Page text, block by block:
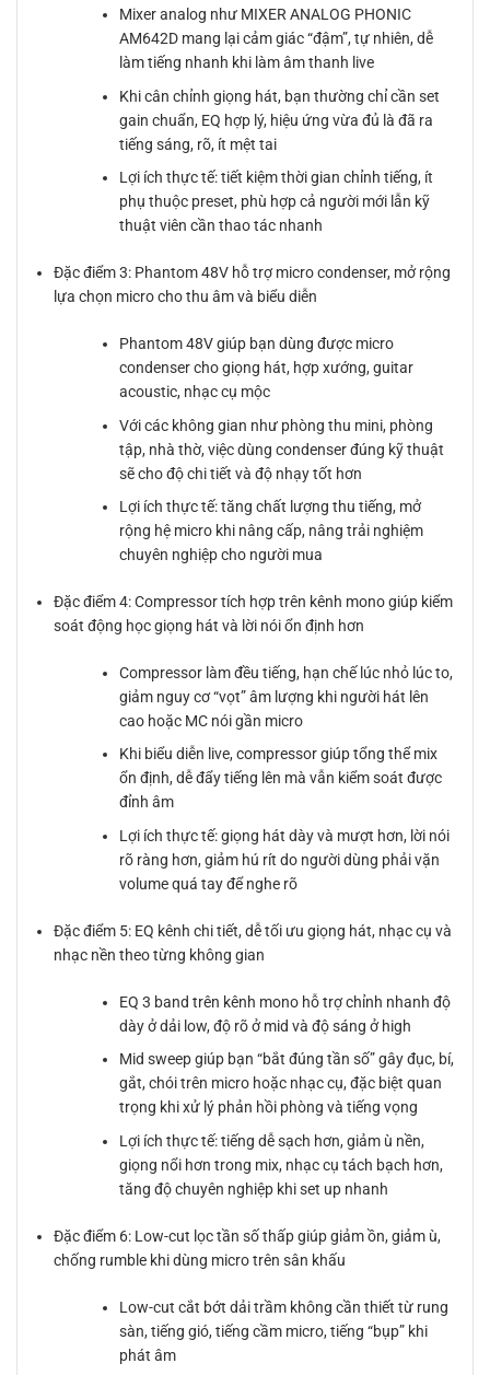
Mixer analog như MIXER ANALOG PHONIC
AM642D mang lại cảm giác “đậm”, tự nhiên, dễ
làm tiếng nhanh khi làm âm thanh live
Khi cân chỉnh giọng hát, bạn thường chỉ cần set
gain chuẩn, EQ hợp lý, hiệu ứng vừa đủ là đã ra
tiếng sáng, rõ, ít mệt tai
Lợi ích thực tế: tiết kiệm thời gian chỉnh tiếng, ít
phụ thuộc preset, phù hợp cả người mới lẫn kỹ
thuật viên cần thao tác nhanh
Đặc điểm 3: Phantom 48V hỗ trợ micro condenser, mở rộng
lựa chọn micro cho thu âm và biểu diễn
Phantom 48V giúp bạn dùng được micro
condenser cho giọng hát, hợp xướng, guitar
acoustic, nhạc cụ mộc
Với các không gian như phòng thu mini, phòng
tập, nhà thờ, việc dùng condenser đúng kỹ thuật
sẽ cho độ chi tiết và độ nhạy tốt hơn
Lợi ích thực tế: tăng chất lượng thu tiếng, mở
rộng hệ micro khi nâng cấp, nâng trải nghiệm
chuyên nghiệp cho người mua
Đặc điểm 4: Compressor tích hợp trên kênh mono giúp kiểm
soát động học giọng hát và lời nói ổn định hơn
Compressor làm đều tiếng, hạn chế lúc nhỏ lúc to,
giảm nguy cơ “vọt” âm lượng khi người hát lên
cao hoặc MC nói gần micro
Khi biểu diễn live, compressor giúp tổng thể mix
ổn định, dễ đẩy tiếng lên mà vẫn kiểm soát được
đỉnh âm
Lợi ích thực tế: giọng hát dày và mượt hơn, lời nói
rõ ràng hơn, giảm hú rít do người dùng phải vặn
volume quá tay để nghe rõ
Đặc điểm 5: EQ kênh chi tiết, dễ tối ưu giọng hát, nhạc cụ và
nhạc nền theo từng không gian
EQ 3 band trên kênh mono hỗ trợ chỉnh nhanh độ
dày ở dải low, độ rõ ở mid và độ sáng ở high
Mid sweep giúp bạn “bắt đúng tần số” gây đục, bí,
gắt, chói trên micro hoặc nhạc cụ, đặc biệt quan
trọng khi xử lý phản hồi phòng và tiếng vọng
Lợi ích thực tế: tiếng dễ sạch hơn, giảm ù nền,
giọng nổi hơn trong mix, nhạc cụ tách bạch hơn,
tăng độ chuyên nghiệp khi set up nhanh
Đặc điểm 6: Low-cut lọc tần số thấp giúp giảm ồn, giảm ù,
chống rumble khi dùng micro trên sân khấu
Low-cut cắt bớt dải trầm không cần thiết từ rung
sàn, tiếng gió, tiếng cầm micro, tiếng “bụp” khi
phát âm